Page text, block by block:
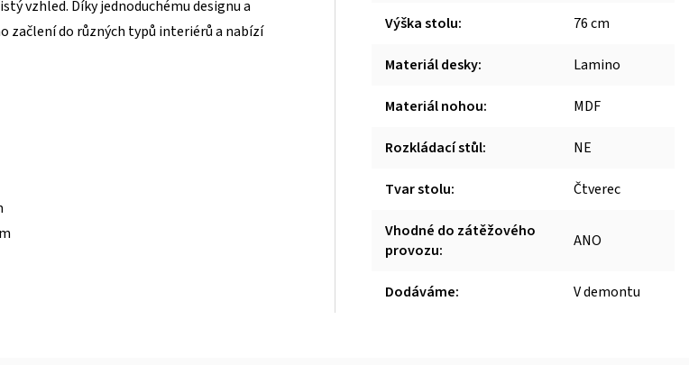
vzhled. Díky jednoduchému designu a
začlení do různých typů interiérů a nabízí
Výška stolu: 76 cm
Materiál desky: Lamino
Materiál nohou: MDF
Rozkládací stůl: NE
Tvar stolu: Čtverec
Vhodné do zátěžového
provozu: ANO
Dodáváme: V demontu